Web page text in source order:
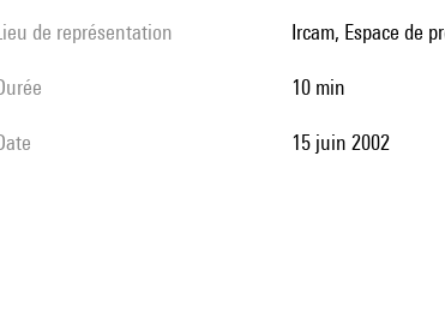
Lieu de représentation Ircam, Espace de
durée 10 min
date 15 juin 2002